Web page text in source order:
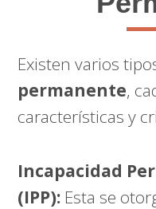
Existen varios
permanente,
características y
Incapacidad
(IPP): Esta se